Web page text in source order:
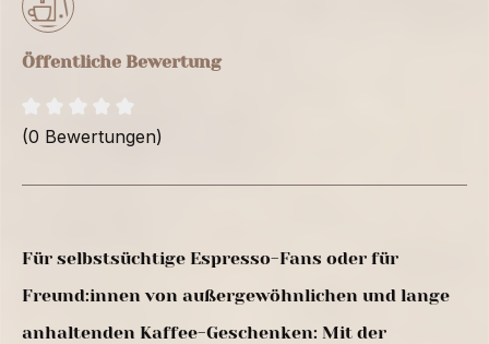
Öffentliche Bewertung
(0 Bewertungen)
Für selbstsüchtige Espresso-Fans oder für
Freund:innen von außergewöhnlichen und lange
anhaltenden Kaffee-Geschenken: Mit der